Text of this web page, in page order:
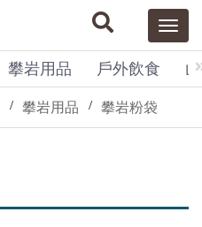
攀岩用品 戶外飲食
攀岩用品 攀岩粉袋